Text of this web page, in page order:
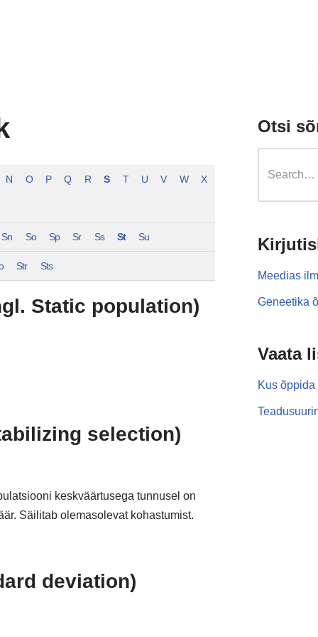
N O P Q R S T U V W X
Sn So Sp Sr Ss St Su
Str Sts
Static population)
selection)
keskväärtusega tunnusel on
Säilitab olemasolevat kohastumist.
deviation)
Otsi
Meedias
Geneetika
Vaata
Kus